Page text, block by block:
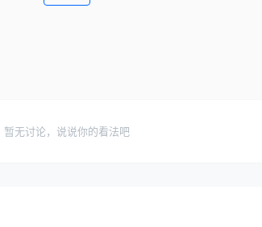
暂无讨论，说说你的看法吧